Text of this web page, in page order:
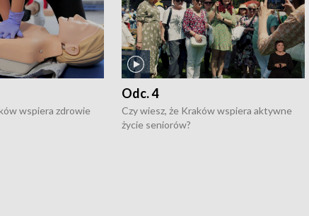
wspiera zdrowie
Odc. 4
Czy wiesz, że Kraków wspiera aktywne
życie seniorów?